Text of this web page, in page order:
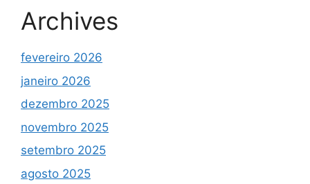
Archives
fevereiro 2026
janeiro 2026
dezembro 2025
novembro 2025
setembro 2025
agosto 2025